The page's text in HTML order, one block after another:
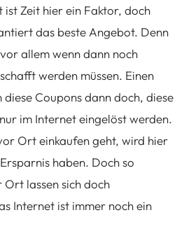
ist Zeit hier ein Faktor, doch
das beste Angebot. Denn
allem wenn dann noch
werden müssen. Einen
diese Coupons dann doch, diese
im Internet eingelöst werden.
Ort einkaufen geht, wird hier
haben. Doch so
lassen sich doch
Internet ist immer noch ein